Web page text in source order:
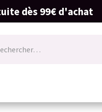
dès 99€ d'achat